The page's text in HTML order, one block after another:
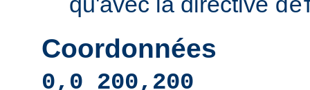
Coordonnées
0,0 200,200